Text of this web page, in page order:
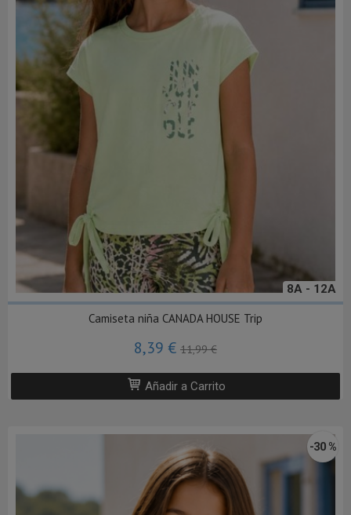
8A - 12A
Camiseta niña CANADA HOUSE Trip
8,39 € 11,99 €
Añadir a Carrito
-30 %